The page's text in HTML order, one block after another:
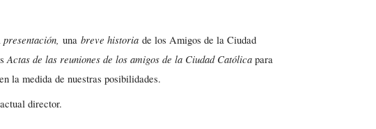
presentación, una breve historia de los Amigos de la Ciudad
Actas de las reuniones de los amigos de la Ciudad Católica para
la medida de nuestras posibilidades.
director.